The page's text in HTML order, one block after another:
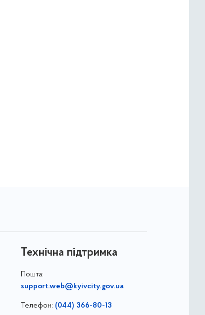
Технічна підтримка
Пошта:
support.web@kyivcity.gov.ua
Телефон: (044) 366-80-13